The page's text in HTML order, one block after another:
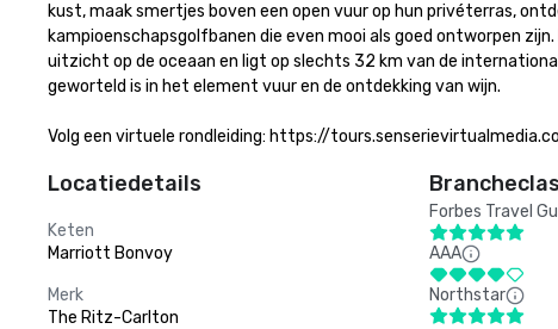
kust, maak smertjes boven een open vuur op hun privéterras,
kampioenschapsgolfbanen die even mooi als goed ontworpen
uitzicht op de oceaan en ligt op slechts 32 km van de
geworteld is in het element vuur en de ontdekking van wijn.
Volg een virtuele rondleiding: https://
Locatiedetails
Keten
Marriott Bonvoy
Merk
The Ritz-Carlton
Forbes Travel
AAA
Northstar